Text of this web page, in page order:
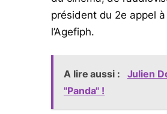
président du 2e appel
l’Agefiph.
A lire aussi :
Julien
"Panda" !